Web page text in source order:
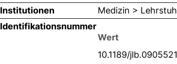
Institutionen
Medizin >
Identifikationsnummer
Wert
10.1189/jlb.0905521